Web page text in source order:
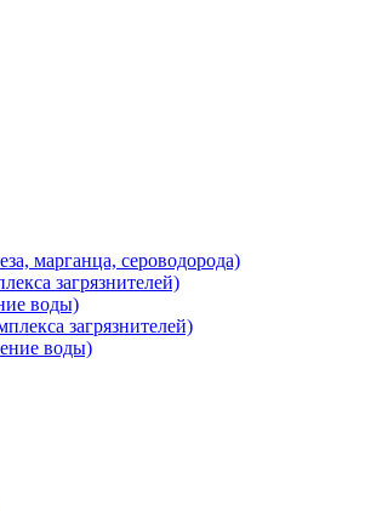
марганца, сероводорода)
загрязнителей)
воды)
загрязнителей)
воды)